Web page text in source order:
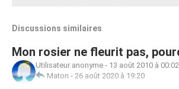
Discussions similaires
Mon rosier ne fleurit pas,
Utilisateur anonyme - 13 août 2010 à 00:02
Maton - 26 août 2020 à 19:20